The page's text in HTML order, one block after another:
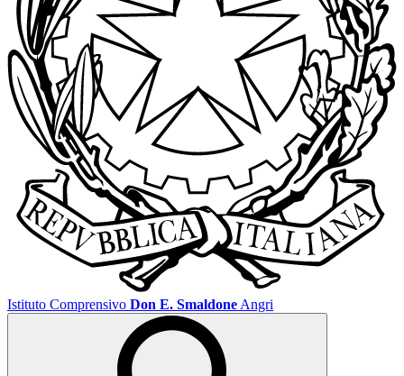
Istituto Comprensivo Don E. Smaldone Angri